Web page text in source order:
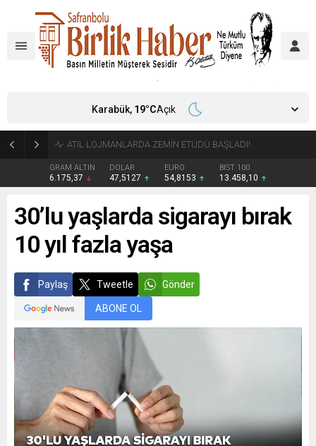
ATIL LOJMANLARDA ZEMİN ETÜDÜ BAŞLADI!
GRAM ALTIN
6.175,37
DOLAR
47,5127
EURO
54,8153
BIST 100
13.458,10
Karabük, 19°CAçık
30’lu yaşlarda sigarayı bırak
10 yıl fazla yaşa
Paylaş Tweetle Gönder
ABONE OL